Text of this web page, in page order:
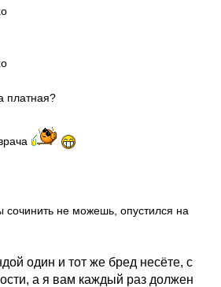
платная?
сочинить не можешь, опустился на
один и тот же бред несёте, с
а я вам каждый раз должен